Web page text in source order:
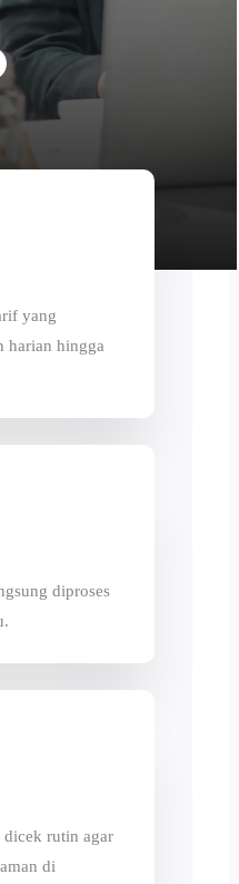
yang
harian hingga
diproses
dicek rutin agar
di